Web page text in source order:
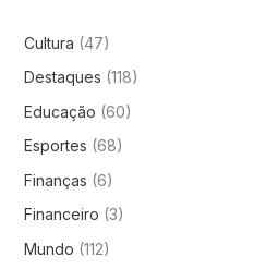
Cultura (47)
Destaques (118)
Educação (60)
Esportes (68)
Finanças (6)
Financeiro (3)
Mundo (112)